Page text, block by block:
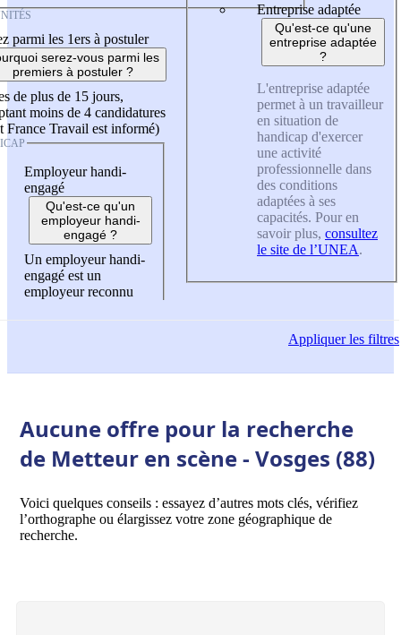
parmi les 1ers à postuler
serez-vous parmi les
premiers à postuler ?
de plus de 15 jours,
moins de 4 candidatures
France Travail est informé)
Employeur handi-
engagé
Qu'est-ce qu'un
employeur handi-
engagé ?
Un employeur handi-
engagé est un
employeur reconnu
Entreprise adaptée
Qu'est-ce qu'une
entreprise adaptée
?
L'entreprise adaptée
permet à un travailleur
en situation de
handicap d'exercer
une activité
professionnelle dans
des conditions
adaptées à ses
capacités. Pour en
savoir plus, consultez
le site de l’UNEA.
Appliquerles filtres
Aucune offre pour la recherche
de Metteur en scène - Vosges (88)
Voici quelques conseils : essayez d’autres mots clés, vérifiez
l’orthographe ou élargissez votre zone géographique de
recherche.